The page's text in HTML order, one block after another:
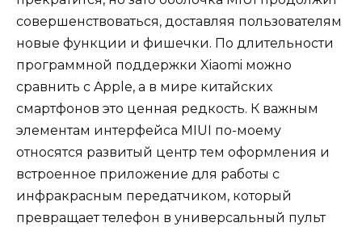
совершенствоваться, доставляя пользователям
новые функции и фишечки. По длительности
программной поддержки Xiaomi можно
сравнить с Apple, а в мире китайских
смартфонов это ценная редкость. К важным
элементам интерфейса MIUI по-моему
относятся развитый центр тем оформления и
встроенное приложение для работы с
инфракрасным передатчиком, который
превращает телефон в универсальный пульт